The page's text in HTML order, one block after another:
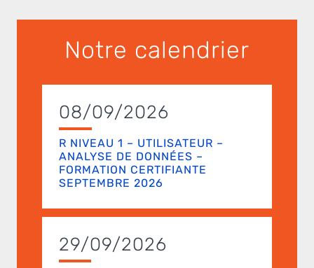
Notre calendrier
08/09/2026
R NIVEAU 1 – UTILISATEUR –
ANALYSE DE DONNÉES –
FORMATION CERTIFIANTE
SEPTEMBRE 2026
29/09/2026